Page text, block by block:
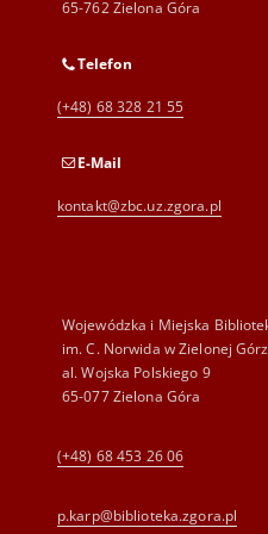
65-762 Zielona Góra
Telefon
(+48) 68 328 21 55
E-Mail
kontakt@zbc.uz.zgora.pl
Wojewódzka i Miejska
im. C. Norwida w Zielonej
al. Wojska Polskiego 9
65-077 Zielona Góra
(+48) 68 453 26 06
p.karp@biblioteka.zgora.pl